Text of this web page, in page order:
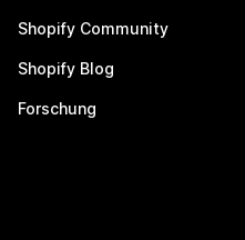
Shopify Community
Shopify Blog
Forschung